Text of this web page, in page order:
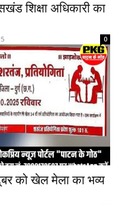
शिक्षा अधिकारी का
0
को खेल मेला का भव्य